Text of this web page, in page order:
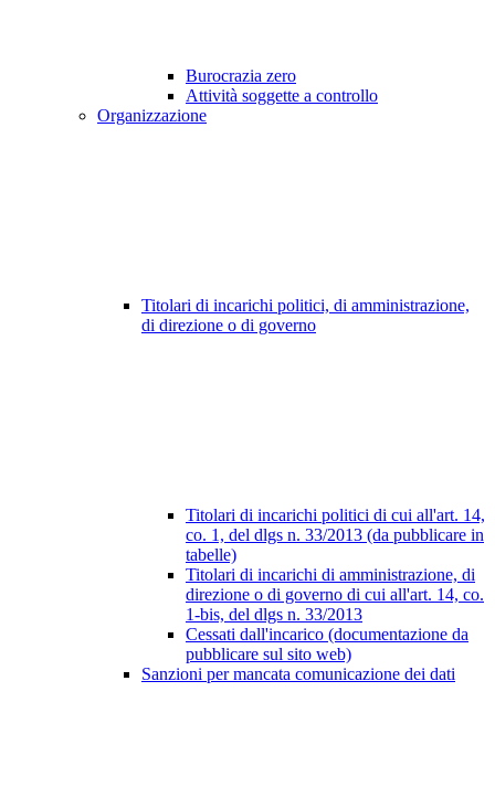
Burocrazia zero
Attività soggette a controllo
Organizzazione
Titolari di incarichi politici, di amministrazione,
di direzione o di governo
Titolari di incarichi politici di cui all'art. 14,
co. 1, del dlgs n. 33/2013 (da pubblicare in
tabelle)
Titolari di incarichi di amministrazione, di
direzione o di governo di cui all'art. 14, co.
1-bis, del dlgs n. 33/2013
Cessati dall'incarico (documentazione da
pubblicare sul sito web)
Sanzioni per mancata comunicazione dei dati